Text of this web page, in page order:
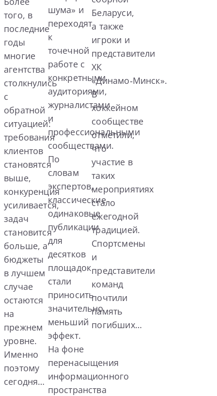
того, в
последние
годы
многие
агентства
столкнулись
с
обратной
ситуацией:
требования
клиентов
становятся
выше,
конкуренция
усиливается,
задач
становится
больше, а
бюджеты
в лучшем
случае
остаются
на
прежнем
уровне.
Именно
поэтому
сегодня…
шума» и
переходят
к
точечной
работе с
конкретными
аудиториями,
журналистами
и
профессиональными
сообществами.
По
словам
экспертов,
классические
одинаковые
публикации
для
десятков
площадок
стали
приносить
значительно
меньший
эффект.
На фоне
перенасыщения
информационного
пространства
Беларуси,
а также
игроки и
представители
ХК
«Динамо‑Минск».
В
хоккейном
сообществе
отметили,
что
участие в
таких
мероприятиях
стало
ежегодной
традицией.
Спортсмены
и
представители
команд
почтили
память
погибших…